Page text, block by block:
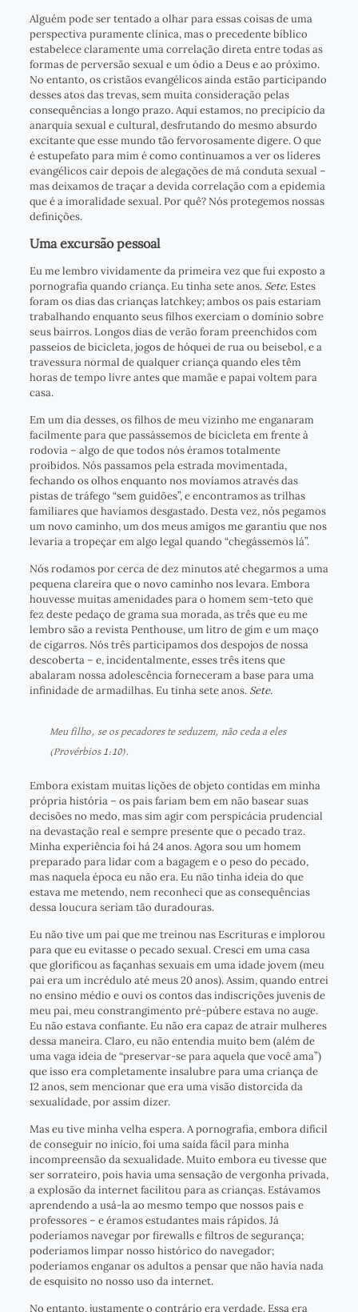
Alguém pode ser tentado a olhar para essas coisas de uma
perspectiva puramente clínica, mas o precedente bíblico
estabelece claramente uma correlação direta entre todas as
formas de perversão sexual e um ódio a Deus e ao próximo.
No entanto, os cristãos evangélicos ainda estão participando
desses atos das trevas, sem muita consideração pelas
consequências a longo prazo. Aqui estamos, no precipício da
anarquia sexual e cultural, desfrutando do mesmo absurdo
excitante que esse mundo tão fervorosamente digere. O que
é estupefato para mim é como continuamos a ver os líderes
evangélicos cair depois de alegações de má conduta sexual –
mas deixamos de traçar a devida correlação com a epidemia
que é a imoralidade sexual. Por quê? Nós protegemos nossas
definições.
Uma excursão pessoal
Eu me lembro vividamente da primeira vez que fui exposto a
pornografia quando criança. Eu tinha sete anos. Sete. Estes
foram os dias das crianças latchkey; ambos os pais estariam
trabalhando enquanto seus filhos exerciam o domínio sobre
seus bairros. Longos dias de verão foram preenchidos com
passeios de bicicleta, jogos de hóquei de rua ou beisebol, e a
travessura normal de qualquer criança quando eles têm
horas de tempo livre antes que mamãe e papai voltem para
casa.
Em um dia desses, os filhos de meu vizinho me enganaram
facilmente para que passássemos de bicicleta em frente à
rodovia – algo de que todos nós éramos totalmente
proibidos. Nós passamos pela estrada movimentada,
fechando os olhos enquanto nos movíamos através das
pistas de tráfego “sem guidões”, e encontramos as trilhas
familiares que havíamos desgastado. Desta vez, nós pegamos
um novo caminho, um dos meus amigos me garantiu que nos
levaria a tropeçar em algo legal quando “chegássemos lá”.
Nós rodamos por cerca de dez minutos até chegarmos a uma
pequena clareira que o novo caminho nos levara. Embora
houvesse muitas amenidades para o homem sem-teto que
fez deste pedaço de grama sua morada, as três que eu me
lembro são a revista Penthouse, um litro de gim e um maço
de cigarros. Nós três participamos dos despojos de nossa
descoberta – e, incidentalmente, esses três itens que
abalaram nossa adolescência forneceram a base para uma
infinidade de armadilhas. Eu tinha sete anos. Sete.
Meu filho, se os pecadores te seduzem, não ceda a eles
(Provérbios 1:10).
Embora existam muitas lições de objeto contidas em minha
própria história – os pais fariam bem em não basear suas
decisões no medo, mas sim agir com perspicácia prudencial
na devastação real e sempre presente que o pecado traz.
Minha experiência foi há 24 anos. Agora sou um homem
preparado para lidar com a bagagem e o peso do pecado,
mas naquela época eu não era. Eu não tinha ideia do que
estava me metendo, nem reconheci que as consequências
dessa loucura seriam tão duradouras.
Eu não tive um pai que me treinou nas Escrituras e implorou
para que eu evitasse o pecado sexual. Cresci em uma casa
que glorificou as façanhas sexuais em uma idade jovem (meu
pai era um incrédulo até meus 20 anos). Assim, quando entrei
no ensino médio e ouvi os contos das indiscrições juvenis de
meu pai, meu constrangimento pré-púbere estava no auge.
Eu não estava confiante. Eu não era capaz de atrair mulheres
dessa maneira. Claro, eu não entendia muito bem (além de
uma vaga ideia de “preservar-se para aquela que você ama”)
que isso era completamente insalubre para uma criança de
12 anos, sem mencionar que era uma visão distorcida da
sexualidade, por assim dizer.
Mas eu tive minha velha espera. A pornografia, embora difícil
de conseguir no início, foi uma saída fácil para minha
incompreensão da sexualidade. Muito embora eu tivesse que
ser sorrateiro, pois havia uma sensação de vergonha privada,
a explosão da internet facilitou para as crianças. Estávamos
aprendendo a usá-la ao mesmo tempo que nossos pais e
professores – e éramos estudantes mais rápidos. Já
poderíamos navegar por firewalls e filtros de segurança;
poderíamos limpar nosso histórico do navegador;
poderíamos enganar os adultos a pensar que não havia nada
de esquisito no nosso uso da internet.
No entanto, justamente o contrário era verdade. Essa era